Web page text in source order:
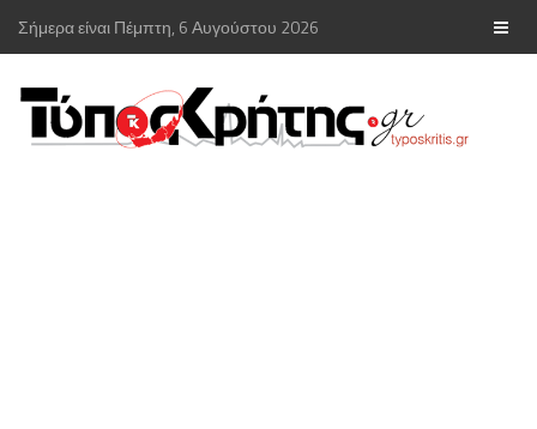
Σήμερα είναι Πέμπτη, 6 Αυγούστου 2026